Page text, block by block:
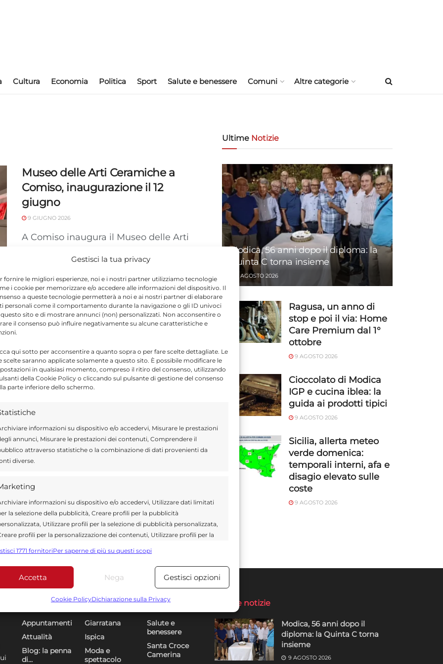
Gestisci la tua privacy
fornire le migliori esperienze, noi e i nostri partner utilizziamo tecnologie
i cookie per memorizzare e/o accedere alle informazioni del dispositivo. Il
a queste tecnologie permetterà a noi e ai nostri partner di elaborare
personali come il comportamento durante la navigazione o gli ID univoci
sito e di mostrare annunci (non) personalizzati. Non acconsentire o
il consenso può influire negativamente su alcune caratteristiche e
qui sotto per acconsentire a quanto sopra o per fare scelte dettagliate. Le
scelte saranno applicate solamente a questo sito. È possibile modificare le
in qualsiasi momento, compreso il ritiro del consenso, utilizzando
della Cookie Policy o cliccando sul pulsante di gestione del consenso
parte inferiore dello schermo.
informazioni su dispositivo e/o accedervi, Misurare le prestazioni
annunci, Misurare le prestazioni dei contenuti, Comprendere il
attraverso statistiche o la combinazione di dati provenienti da
diverse.
informazioni su dispositivo e/o accedervi, Utilizzare dati limitati
la selezione della pubblicità, Creare profili per la pubblicità
Utilizzare profili per la selezione di pubblicità personalizzata,
profili per la personalizzazione dei contenuti, Utilizzare profili per la
Utilizzare dati limitati per la selezione dei contenuti.
Funzionalità Sempre attivo
Abbinare e combinare dati provenienti da altre fonti di dati,
alle informazioni trasmesse automaticamente.
dati di geolocalizzazione precisi, Riconoscere i
in base a informazioni richieste attivamente.
1771 fornitoriPer saperne di più su questi scopi
Accetta Nega Gestisci opzioni
Cookie PolicyDichiarazione sulla Privacy
Cultura Economia Politica Sport Salute e benessere Comuni Altre categorie
Museo delle Arti Ceramiche a
Comiso, inaugurazione il 12
giugno
9 GIUGNO 2026
A Comiso inaugura il Museo delle Arti
oltre 100 opere alla Fondazione
Bufalino. Scopri il ...
Ultime Notizie
Modica, 56 anni dopo il diploma: la
Quinta C torna insieme
9 AGOSTO 2026
Ragusa, un anno di
stop e poi il via: Home
Care Premium dal 1°
ottobre
9 AGOSTO 2026
Cioccolato di Modica
IGP e cucina iblea: la
guida ai prodotti tipici
9 AGOSTO 2026
Sicilia, allerta meteo
verde domenica:
temporali interni, afa e
disagio elevato sulle
coste
9 AGOSTO 2026
Appuntamenti
Attualità
Blog: la penna
di…
Giarratana
Ispica
Moda e
spettacolo
Salute e
benessere
Santa Croce
Camerina
Ultime notizie
Modica, 56 anni dopo il
diploma: la Quinta C torna
insieme
9 AGOSTO 2026